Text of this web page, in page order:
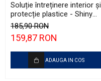
Soluție întreținere interior și
protecție plastice - Shiny
Garage Interior QD (5L)
185,90 RON
159,87 RON
ADAUGA IN COS